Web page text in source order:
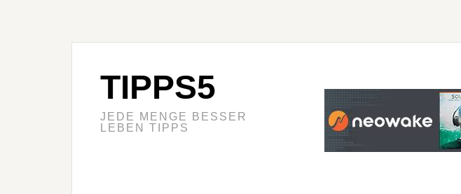
TIPPS5
JEDE MENGE BESSER
LEBEN TIPPS